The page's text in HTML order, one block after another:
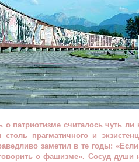
о патриотизме считалось чуть
прагматичного и
заметил в те годы:
о фашизме». Сосуд